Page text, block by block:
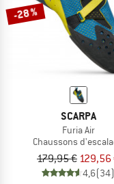
-28 %
SCARPA
Furia Air
Chaussons
179,95 € 129,56
4,6(34)